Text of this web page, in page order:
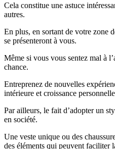
Cela constitue une astuce
autres.
En plus, en sortant de votre zone
se présenteront à vous.
Même si vous vous sentez mal à
chance.
Entreprenez de nouvelles
intérieure et croissance
Par ailleurs, le fait d’adopter un
en société.
Une veste unique ou des
des éléments qui peuvent faciliter